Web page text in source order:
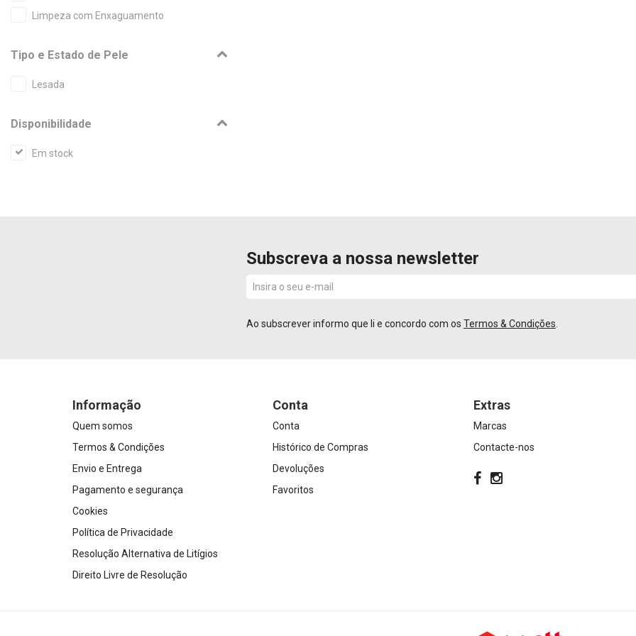
Limpeza com Enxaguamento
Tipo e Estado de Pele
Lesada
Disponibilidade
Em stock
Subscreva a nossa newsletter
Ao subscrever informo que li e concordo com os Termos & Condições
Informação
Quem somos
Termos & Condições
Envio e Entrega
Pagamento e segurança
Cookies
Política de Privacidade
Resolução Alternativa de Litígios
Direito Livre de Resolução
Conta
Conta
Histórico de Compras
Devoluções
Favoritos
Extras
Marcas
Contacte-nos